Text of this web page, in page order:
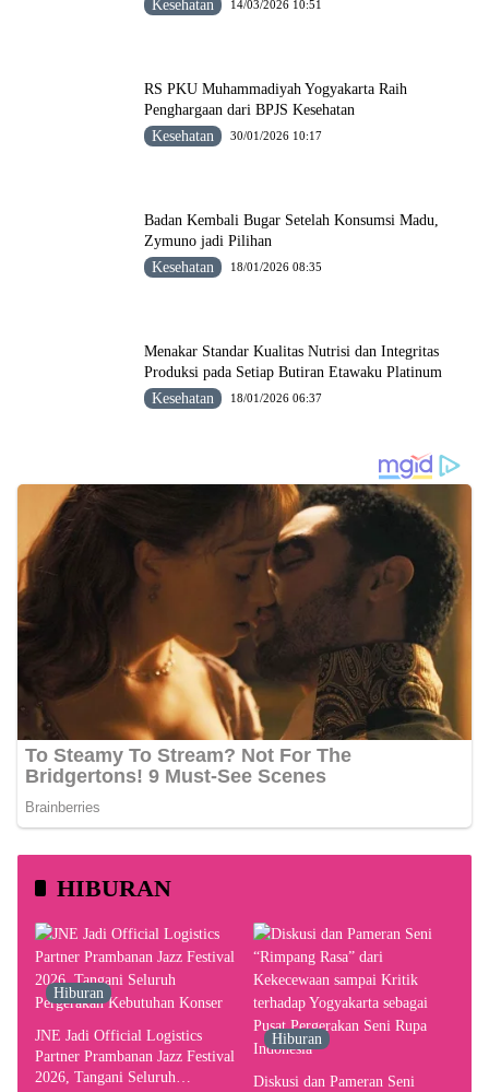
Kesehatan 14/03/2026 10:51
RS PKU Muhammadiyah Yogyakarta Raih
Penghargaan dari BPJS Kesehatan
Kesehatan
30/01/2026 10:17
Badan Kembali Bugar Setelah Konsumsi Madu,
Zymuno jadi Pilihan
Kesehatan
18/01/2026 08:35
Menakar Standar Kualitas Nutrisi dan Integritas
Produksi pada Setiap Butiran Etawaku Platinum
Kesehatan
18/01/2026 06:37
HIBURAN
Hiburan
JNE Jadi Official Logistics
Partner Prambanan Jazz Festival
2026, Tangani Seluruh
Hiburan
Diskusi dan Pameran Seni